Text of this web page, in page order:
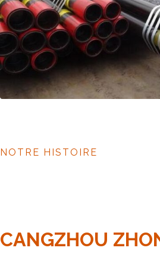
NOTRE HISTOIRE
CANGZHOU